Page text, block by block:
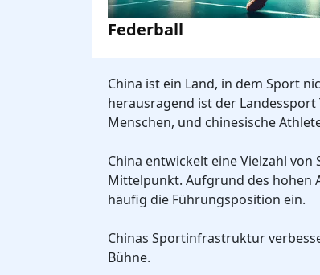
Federball
China ist ein Land, in dem Sport
herausragend ist der
Menschen, und chinesische
China entwickelt eine Vielzahl
Mittelpunkt. Aufgrund des hohen
häufig die Führungsposition ein.
Chinas Sportinfrastruktur
Bühne.